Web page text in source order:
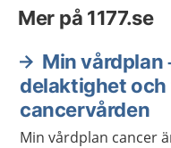
Mer på 1177.se
Min vårdplan
delaktighet
cancervården
Min vårdplan cancer